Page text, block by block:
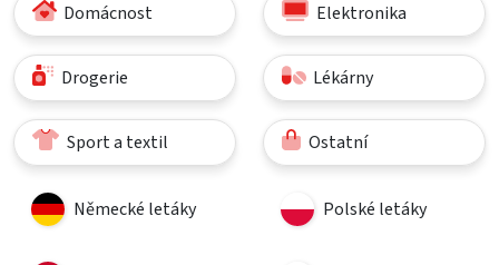
Domácnost Elektronika
Drogerie Lékárny
Sport a textil Ostatní
Německé letáky Polské letáky